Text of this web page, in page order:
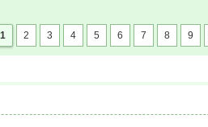
1 2 3 4 5 6 7 8 9